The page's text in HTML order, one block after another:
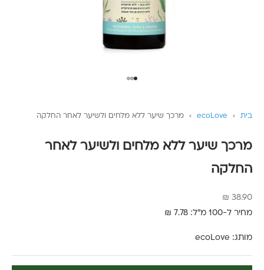
בית ›
ecoLove
› מרכך שיער ללא מלחים ולשיער לאחר החלקה
מרכך שיער ללא מלחים ולשיער לאחר
החלקה
מחיר מבצע
38.90 ₪
מחיר ל-100 מ"ל: 7.78 ₪
מותג: ecoLove